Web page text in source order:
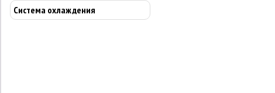
Система охлаждения